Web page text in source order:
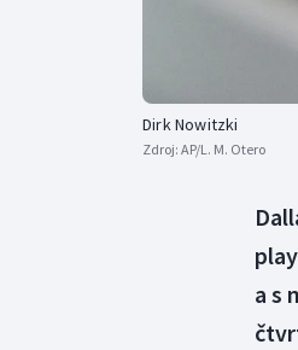
Dirk Nowitzki
Zdroj: AP/L. M. Otero
a s